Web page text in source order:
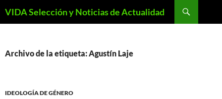
VIDA Selección y Noticias de Actualidad
Archivo de la etiqueta: Agustín Laje
IDEOLOGÍA DE GÉNERO